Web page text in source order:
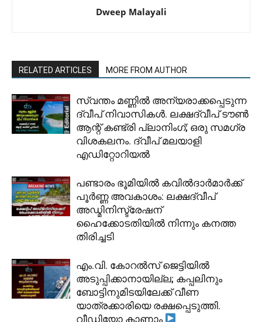
Dweep Malayali
RELATED ARTICLES MORE FROM AUTHOR
സ്വന്തം മണ്ണിൽ അന്യരാക്കപ്പെടുന്ന
ദ്വീപ് നിവാസികൾ. ലക്ഷദ്വീപ് ടൗൺ
ആന്റ് കണ്ട്രി പ്ലാനിംഗ്; ഒരു സമഗ്ര
വിശകലനം. ദ്വീപ് മലയാളി
എഡിറ്റോറിയൽ
പണ്ടാരം ഭൂമിയിൽ കവിൽദാർമാർക്ക്
പൂർണ്ണ അവകാശം: ലക്ഷദ്വീപ്
അഡ്മിനിസ്ട്രേഷന്
ഹൈക്കോടതിയിൽ നിന്നും കനത്ത
തിരിച്ചടി
​എം.വി. കോറൽസ് ജെട്ടിയിൽ
അടുപ്പിക്കാനായില്ല; കപ്പലിനും
ബോട്ടിനുമിടയിലേക്ക് വീണ
യാത്രക്കാരിയെ രക്ഷപ്പെടുത്തി.
വീഡിയോ കാണാം